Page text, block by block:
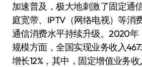
加速普及，极大地刺激了固定通
庭宽带、IPTV（网络电视）等消
通信消费水平持续升级。2020年
规模方面，全国实现业务收入
增长12%，其中，固定增值业务